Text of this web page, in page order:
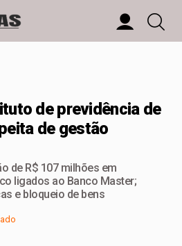
de previdência de
de gestão
de R$ 107 milhões em
ligados ao Banco Master;
e bloqueio de bens